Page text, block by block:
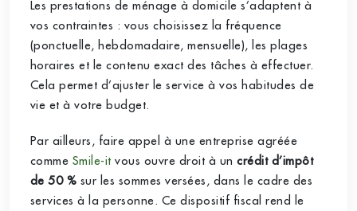
Les prestations de ménage à domicile s’adaptent à
vos contraintes : vous choisissez la fréquence
(ponctuelle, hebdomadaire, mensuelle), les plages
horaires et le contenu exact des tâches à effectuer.
Cela permet d’ajuster le service à vos habitudes de
vie et à votre budget.
Par ailleurs, faire appel à une entreprise agréée
comme Smile-it vous ouvre droit à uncrédit d’impôt
de 50 % sur les sommes versées, dans le cadre des
services à la personne. Ce dispositif fiscal rend le